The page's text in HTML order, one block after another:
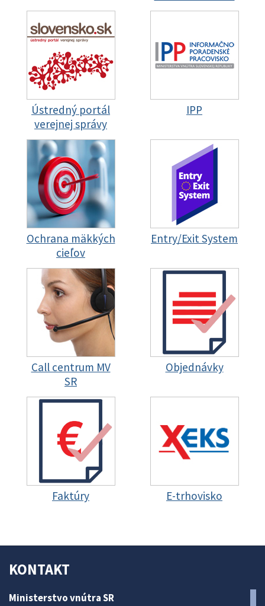
Ústredný portál
verejnej správy
IPP
Ochrana mäkkých
cieľov
Entry/Exit System
Call centrum MV
SR
Objednávky
Faktúry E-trhovisko
KONTAKT
Ministerstvo vnútra SR